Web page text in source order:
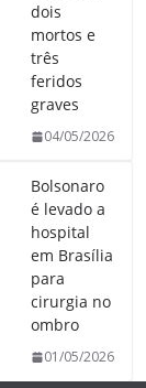
dois
mortos e
três
feridos
graves
04/05/2026
Bolsonaro
é levado a
hospital
em Brasília
para
cirurgia no
ombro
01/05/2026